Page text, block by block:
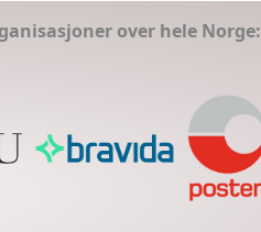
over hele Norge: